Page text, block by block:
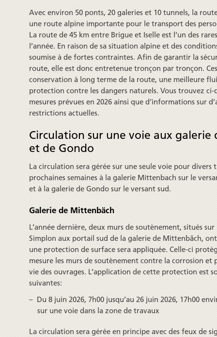
Avec environ 50 ponts, 20 galeries et 10 tunnels, la
une route alpine impor­tante pour le trans­port des
La route de 45 km entre Brigue et Iselle est l’un des
l’année. En raison de sa situa­tion alpine et des
sou­mise à de fortes contraintes. Afin de garantir la
route, elle est donc entre­tenue tronçon par tronçon.
conservation à long terme de la route, une meilleure
protec­tion contre les dangers naturels. Vous trouvez ci-
mesures prévues en 2026 ainsi que d’informations sur
restrictions actuelles.
Circulation sur une voie aux
et de Gondo
La circulation sera gérée sur une seule voie pour divers
prochaines semaines à la galerie Mittenbach sur le
et à la galerie de Gondo sur le versant sud.
Galerie de Mittenbäch
L’année dernière, deux murs de soutènement, situés
Simplon aux portail sud de la galerie de Mittenbäch,
une protection de surface sera appliquée. Celle-ci
mesure les murs de soutènement contre la corrosion et
vie des ouvrages. L’application de cette protection est
suivantes:
Du 8 juin 2026, 7h00 jusqu’au 26 juin 2026, 17h00
sur une voie dans la zone de travaux
La circulation sera gérée en principe avec des feux de